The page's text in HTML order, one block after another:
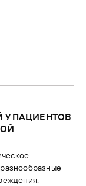
«случай –
159 пациентов
с
риск 1,49;
У ПАЦИЕНТОВ